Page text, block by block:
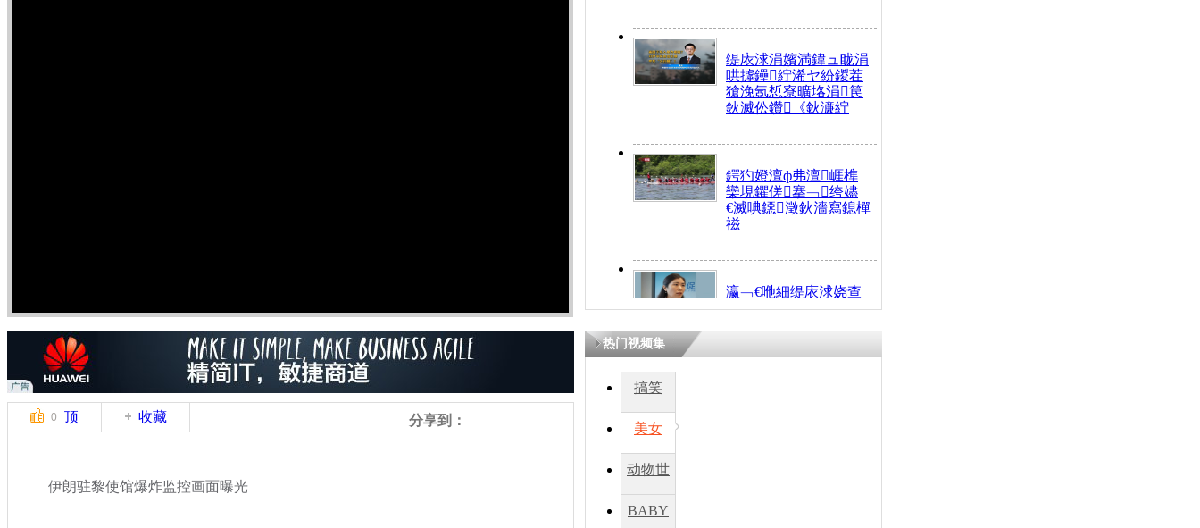
缇庡浗涓嬪満鍏ュ眬涓
哄摢鑸紵浠ヤ紛鍐茬
獊浼氬惁寮曠垎涓笢
鈥滅伀鑽《鈥濓紵
鍔犳嬁澶ф弗澶崕榫
欒垷鑺傞搴﹁绔嬧
€滅唺鐚澂鈥濇寫鎴樿
禌
瀛﹁€咃細缇庡浗娆查
€间笢鍗椾簹涓庝腑鍥
熷悎浣� 涓ㄥ浗闄呰
0 顶 收藏 分享到：
伊朗驻黎使馆爆炸监控画面曝光
热门视频集
搞笑
美女
动物世
BABY